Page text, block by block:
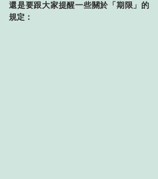
還是要跟大家提醒一些關於「期限」的
規定：